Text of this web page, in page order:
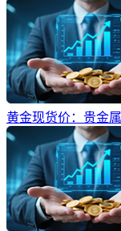
黄金现货价：贵金